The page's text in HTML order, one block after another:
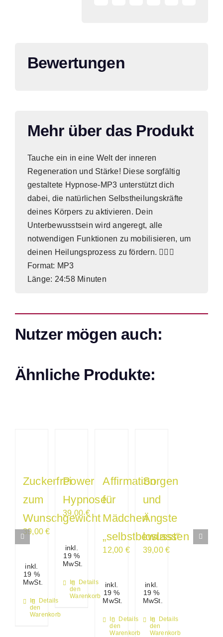
Bewertungen
Mehr über das Produkt
Tauche ein in eine Welt der inneren
Regeneration und Stärke! Diese sorgfältig
gestaltete Hypnose-MP3 unterstützt dich
dabei, die natürlichen Selbstheilungskräfte
deines Körpers zu aktivieren. Dein
Unterbewusstsein wird angeregt, alle
notwendigen Funktionen zu mobilisieren, um
deinen Heilungsprozess zu fördern. 🧘‍♂️✨
Format: MP3
Länge: 24:58 Minuten
Nutzer mögen auch:
Ähnliche Produkte:
Zuckerfrei
zum
Wunschgewicht
39,00€
inkl.
19 %
MwSt.
In
den
Warenkorb
Details
Power
Hypnose
39,00€
inkl.
19 %
MwSt.
In
den
Warenkorb
Details
Affirmation
für
Mädchen
„selbstbewusst“
12,00 €
inkl.
19 %
MwSt.
In
den
Warenkorb
Details
Sorgen
und
Ängste
loslassen
39,00€
inkl.
19 %
MwSt.
In
den
Warenkorb
Details